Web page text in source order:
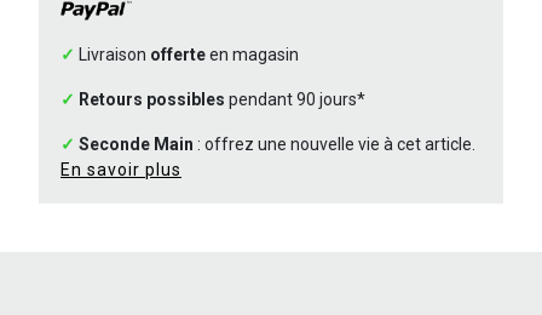
✓ Livraison offerteen magasin
✓ Retours possibles pendant 90 jours*
✓ Seconde Main : offrez une nouvelle vie à cet article.
En savoir plus